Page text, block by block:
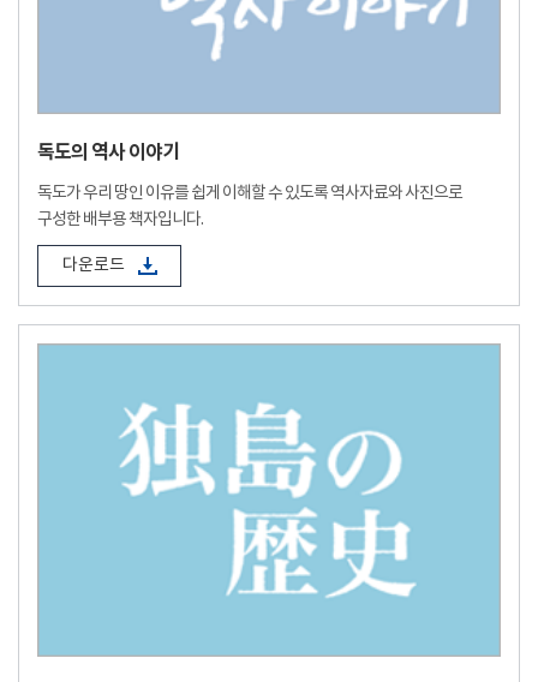
독도의 역사 이야기
독도가 우리 땅인 이유를 쉽게 이해할 수 있도록 역사자료와 사진으로
구성한 배부용 책자입니다.
다운로드